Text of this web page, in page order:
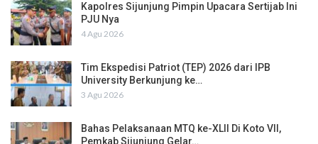
Kapolres Sijunjung Pimpin Upacara Sertijab Ini
PJU Nya
4 Agu 2026
Tim Ekspedisi Patriot (TEP) 2026 dari IPB
University Berkunjung ke…
3 Agu 2026
Bahas Pelaksanaan MTQ ke-XLII Di Koto VII,
Pemkab Sijunjung Gelar…